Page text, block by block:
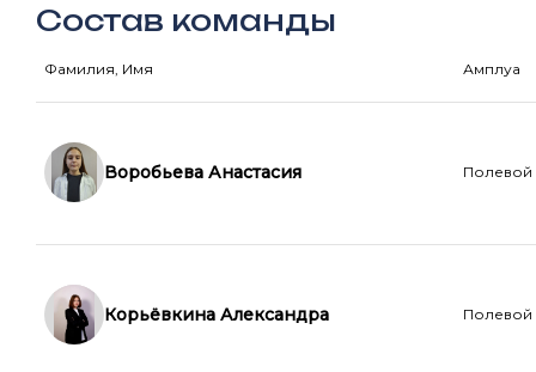
Состав команды
Фамилия, Имя Амплуа
Воробьева Анастасия Полевой
Корьёвкина Александра Полевой